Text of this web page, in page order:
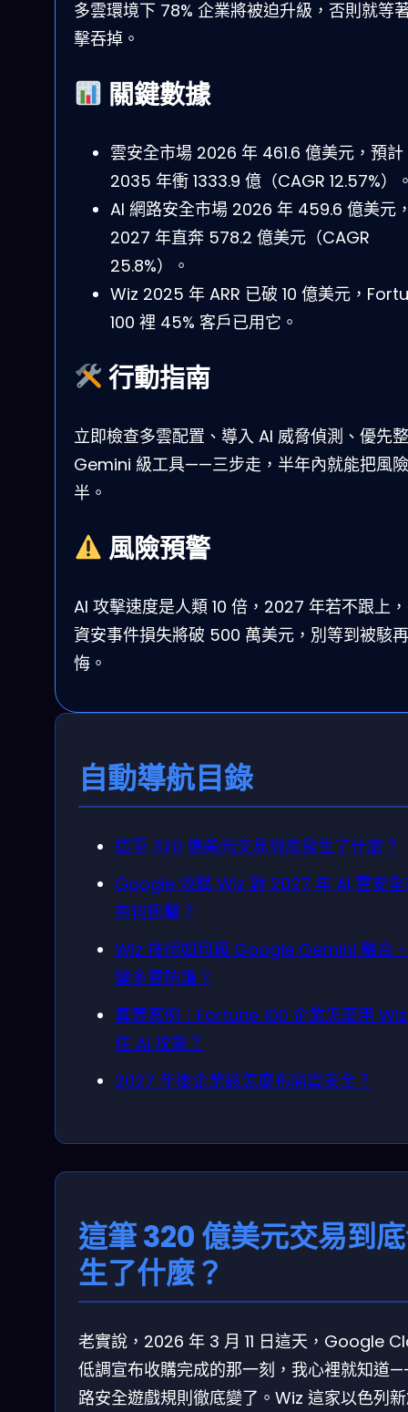
多雲環境下 78% 企業將被迫升級，否則就等
擊吞掉。
關鍵數據
雲安全市場 2026 年 461.6 億美元，預計
2035 年衝 1333.9 億（CAGR 12.57%）
AI 網路安全市場 2026 年 459.6 億美元
2027 年直奔 578.2 億美元（CAGR
25.8%）。
Wiz 2025 年 ARR 已破 10 億美元，
100 裡 45% 客戶已用它。
行動指南
立即檢查多雲配置、導入 AI 威脅偵測、優先
Gemini 級工具——三步走，半年內就能把風
半。
風險預警
AI 攻擊速度是人類 10 倍，2027 年若不跟上
資安事件損失將破 500 萬美元，別等到被駭
悔。
自動導航目錄
這筆 320 億美元交易到底發生了什麼？
Google 收購 Wiz 對 2027 年 AI 雲安全
有何衝擊？
Wiz 技術如何與 Google Gemini 融合
變多雲防護？
真實案例：Fortune 100 企業怎麼用
住 AI 攻擊？
2027 年後企業該怎麼布局雲安全？
這筆 320 億美元交易到
生了什麼？
老實說，2026 年 3 月 11 日這天，Google
低調宣布收購完成的那一刻，我心裡就知道
路安全遊戲規則徹底變了。Wiz 這家以色列